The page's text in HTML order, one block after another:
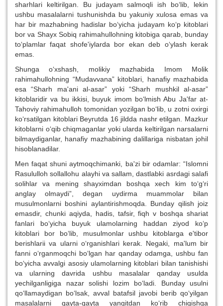
sharhlari keltirilgan. Bu judayam salmoqli ish bo‘lib, lekin
ushbu masalalarni tushunishda bu yakuniy xulosa emas va
har bir mazhabning hadislar bo‘yicha judayam ko‘p kitoblari
bor va Shayx Sobiq rahimahullohning kitobiga qarab, bunday
to‘plamlar faqat shofe'iylarda bor ekan deb o‘ylash kerak
emas.
Shunga o‘xshash, molikiy mazhabida Imom Molik
rahimahullohning “Mudavvana” kitoblari, hanafiy mazhabida
esa “Sharh ma'ani al-asar” yoki “Sharh mushkil al-asar”
kitoblaridir va bu ikkisi, buyuk imom bo‘lmish Abu Ja'far at-
Tahoviy rahimahulloh tomonidan yozilgan bo‘lib, u zotni oxirgi
ko‘rsatilgan kitoblari Beyrutda 16 jildda nashr etilgan. Mazkur
kitoblarni o‘qib chiqmaganlar yoki ularda keltirilgan narsalarni
bilmaydiganlar, hanafiy mazhabining dalillariga nisbatan johil
hisoblanadilar.
Men faqat shuni aytmoqchimanki, ba'zi bir odamlar: “Islomni
Rasululloh sollallohu alayhi va sallam, dastlabki asrdagi salafi
solihlar va mening shayximdan boshqa xech kim to‘g‘ri
anglay olmaydi”, degan uydirma muammolar bilan
musulmonlarni boshini aylantirishmoqda. Bunday qilish joiz
emasdir, chunki aqiyda, hadis, tafsir, fiqh v boshqa shariat
fanlari bo‘yicha buyuk ulamolarning haddan ziyod ko‘p
kitoblari bor bo‘lib, musulmonlar ushbu kitoblarga e'tibor
berishlarii va ularni o‘rganishlari kerak. Negaki, ma'lum bir
fanni o‘rganmoqchi bo‘lgan har qanday odamga, ushbu fan
bo‘yicha avvalgi asosiy ulamolarning kitoblari bilan tanishishi
va ularning davrida ushbu masalalar qanday usulda
yechilganligiga nazar solishi lozim bo‘ladi. Bunday usulni
qo‘llamaydigan bo‘lsak, avval batafsil javobi berib qo‘yilgan
masalalarni qayta-qayta yangitdan ko‘rib chiqishga